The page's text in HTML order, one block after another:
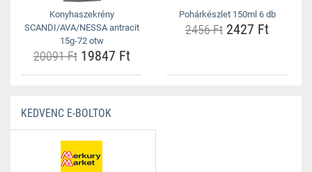
Konyhaszekrény
SCANDI/AVA/NESSA antracit
15g-72 otw
20091 Ft19847 Ft
Pohárkészlet 150ml 6 db
2456 Ft 2427 Ft
KEDVENC E-BOLTOK